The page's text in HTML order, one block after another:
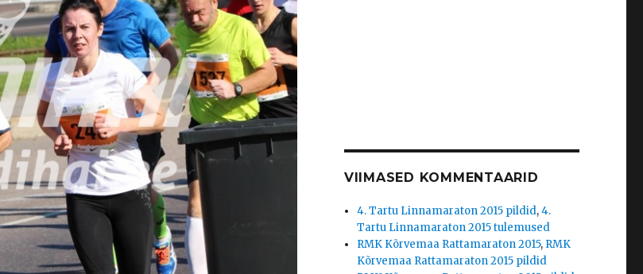
VIIMASED KOMMENTAARID
4. Tartu Linnamaraton 2015 pildid,4.
Tartu Linnamaraton 2015 tulemused
RMK Kõrvemaa Rattamaraton 2015, RMK
Kõrvemaa Rattamaraton 2015 pildid